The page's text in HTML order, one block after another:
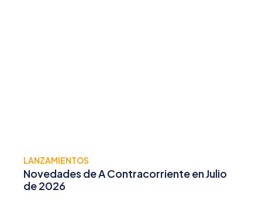
LANZAMIENTOS
Novedades de A Contracorriente en Julio
de 2026